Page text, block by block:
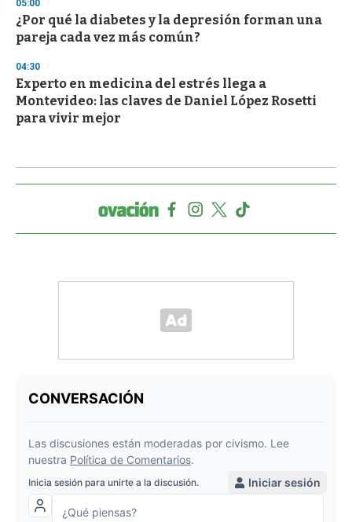
05:00
¿Por qué la diabetes y la depresión forman una
pareja cada vez más común?
04:30
Experto en medicina del estrés llega a
Montevideo: las claves de Daniel López Rosetti
para vivir mejor